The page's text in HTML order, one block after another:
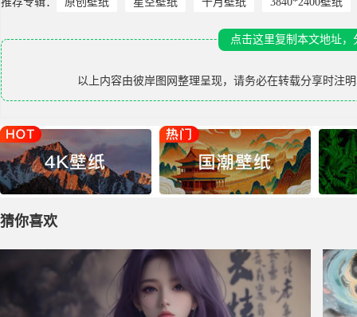
点击这里复制本文地址
以上内容由彼岸图网 整理呈现，请务必在转载分享时注
猜你喜欢